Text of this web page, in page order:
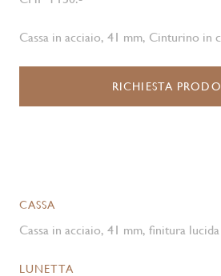
Cassa in acciaio, 41 mm, Cinturino in
RICHIESTA
CASSA
Cassa in acciaio, 41 mm, finitura
LUNETTA